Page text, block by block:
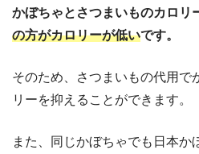
かぼちゃとさつまいものカロリ
の方がカロリーが低いです。
そのため、さつまいもの代用で
リーを抑えることができます。
また、同じかぼちゃでも日本か